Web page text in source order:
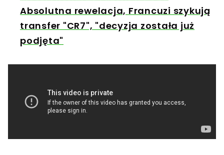
Absolutna rewelacja, Francuzi szykują
transfer "CR7", "decyzja została już
podjęta"